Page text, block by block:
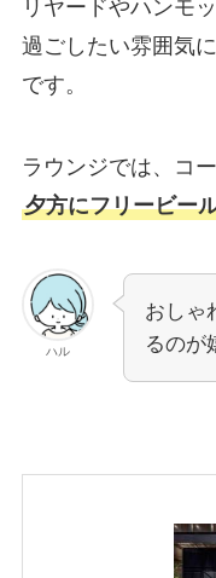
リヤードやハンモ
過ごしたい雰囲気
です。
ラウンジでは、コ
夕方にフリービー
ハル
おしゃ
るのが